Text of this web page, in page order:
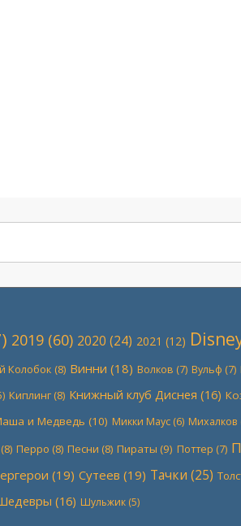
2019(60) 2020 (24) 2021 (12)
Колобок (8) Винни (18) Волков (7) Вульф (7)
Киплинг (8) Книжный клуб Диснея (16)
и Медведь (10) Микки Маус(6) Михалков
(8) Перро (8) Песни (8) Пираты (9) Поттер (7)
(19) Сутеев (19) Тачки (25)
(16) Шульжик(5)